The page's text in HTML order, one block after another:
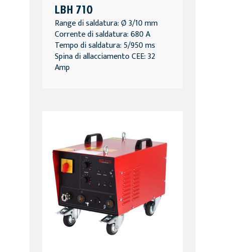
LBH 710
Range di saldatura: Ø 3/10 mm
Corrente di saldatura: 680 A
Tempo di saldatura: 5/950 ms
Spina di allacciamento CEE: 32
Amp